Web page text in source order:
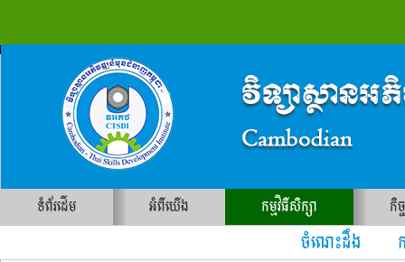
ទំព័រដើម អំពីយើង កម្មវិធីសិក្សា កិ
ចំណេះដឹង កា